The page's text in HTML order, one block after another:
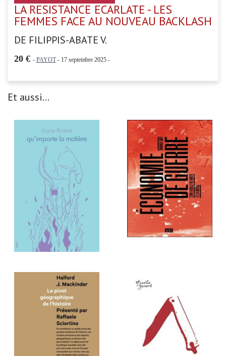
LA RESISTANCE ECARLATE - LES
FEMMES FACE AU NOUVEAU BACKLASH
DE FILIPPIS-ABATE V.
20 € - PAYOT- 17 septembre 2025 -
Et aussi...